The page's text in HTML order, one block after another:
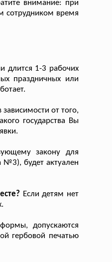
внимание: при
сотрудником время
длится 1-3 рабочих
праздничных или
от того,
государства Вы
закону для
№3), будет актуален
Если детям нет
допускаются
гербовой печатью